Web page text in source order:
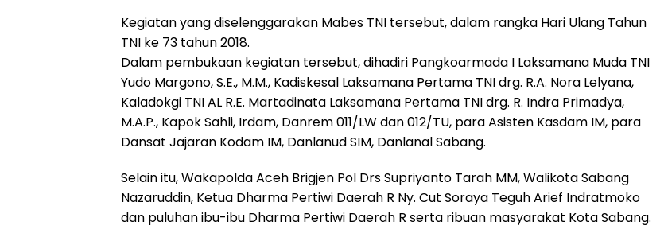
Kegiatan yang diselenggarakan Mabes TNI tersebut, dalam rangka Hari Ulang Tahun
TNI ke 73 tahun 2018.
Dalam pembukaan kegiatan tersebut, dihadiri Pangkoarmada I Laksamana Muda TNI
Yudo Margono, S.E., M.M., Kadiskesal Laksamana Pertama TNI drg. R.A. Nora Lelyana,
Kaladokgi TNI AL R.E. Martadinata Laksamana Pertama TNI drg. R. Indra Primadya,
M.A.P., Kapok Sahli, Irdam, Danrem 011/LW dan 012/TU, para Asisten Kasdam IM, para
Dansat Jajaran Kodam IM, Danlanud SIM, Danlanal Sabang.
Selain itu, Wakapolda Aceh Brigjen Pol Drs Supriyanto Tarah MM, Walikota Sabang
Nazaruddin, Ketua Dharma Pertiwi Daerah R Ny. Cut Soraya Teguh Arief Indratmoko
dan puluhan ibu-ibu Dharma Pertiwi Daerah R serta ribuan masyarakat Kota Sabang.